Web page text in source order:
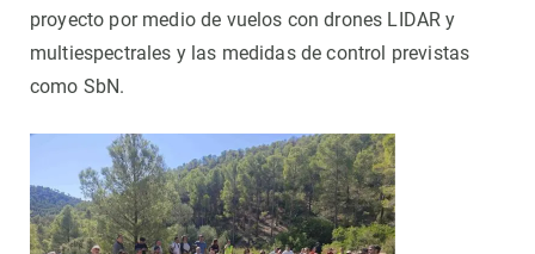
proyecto por medio de vuelos con drones LIDAR y
multiespectrales y las medidas de control previstas
como SbN.